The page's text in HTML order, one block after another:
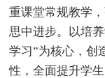
重课堂常规教学
思中进步。以培
学习”为核心，创
性，全面提升学